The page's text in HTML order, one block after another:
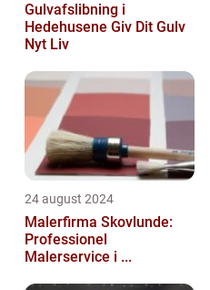
Gulvafslibning i
Hedehusene Giv Dit Gulv
Nyt Liv
24 august 2024
Malerfirma Skovlunde:
Professionel
Malerservice i ...